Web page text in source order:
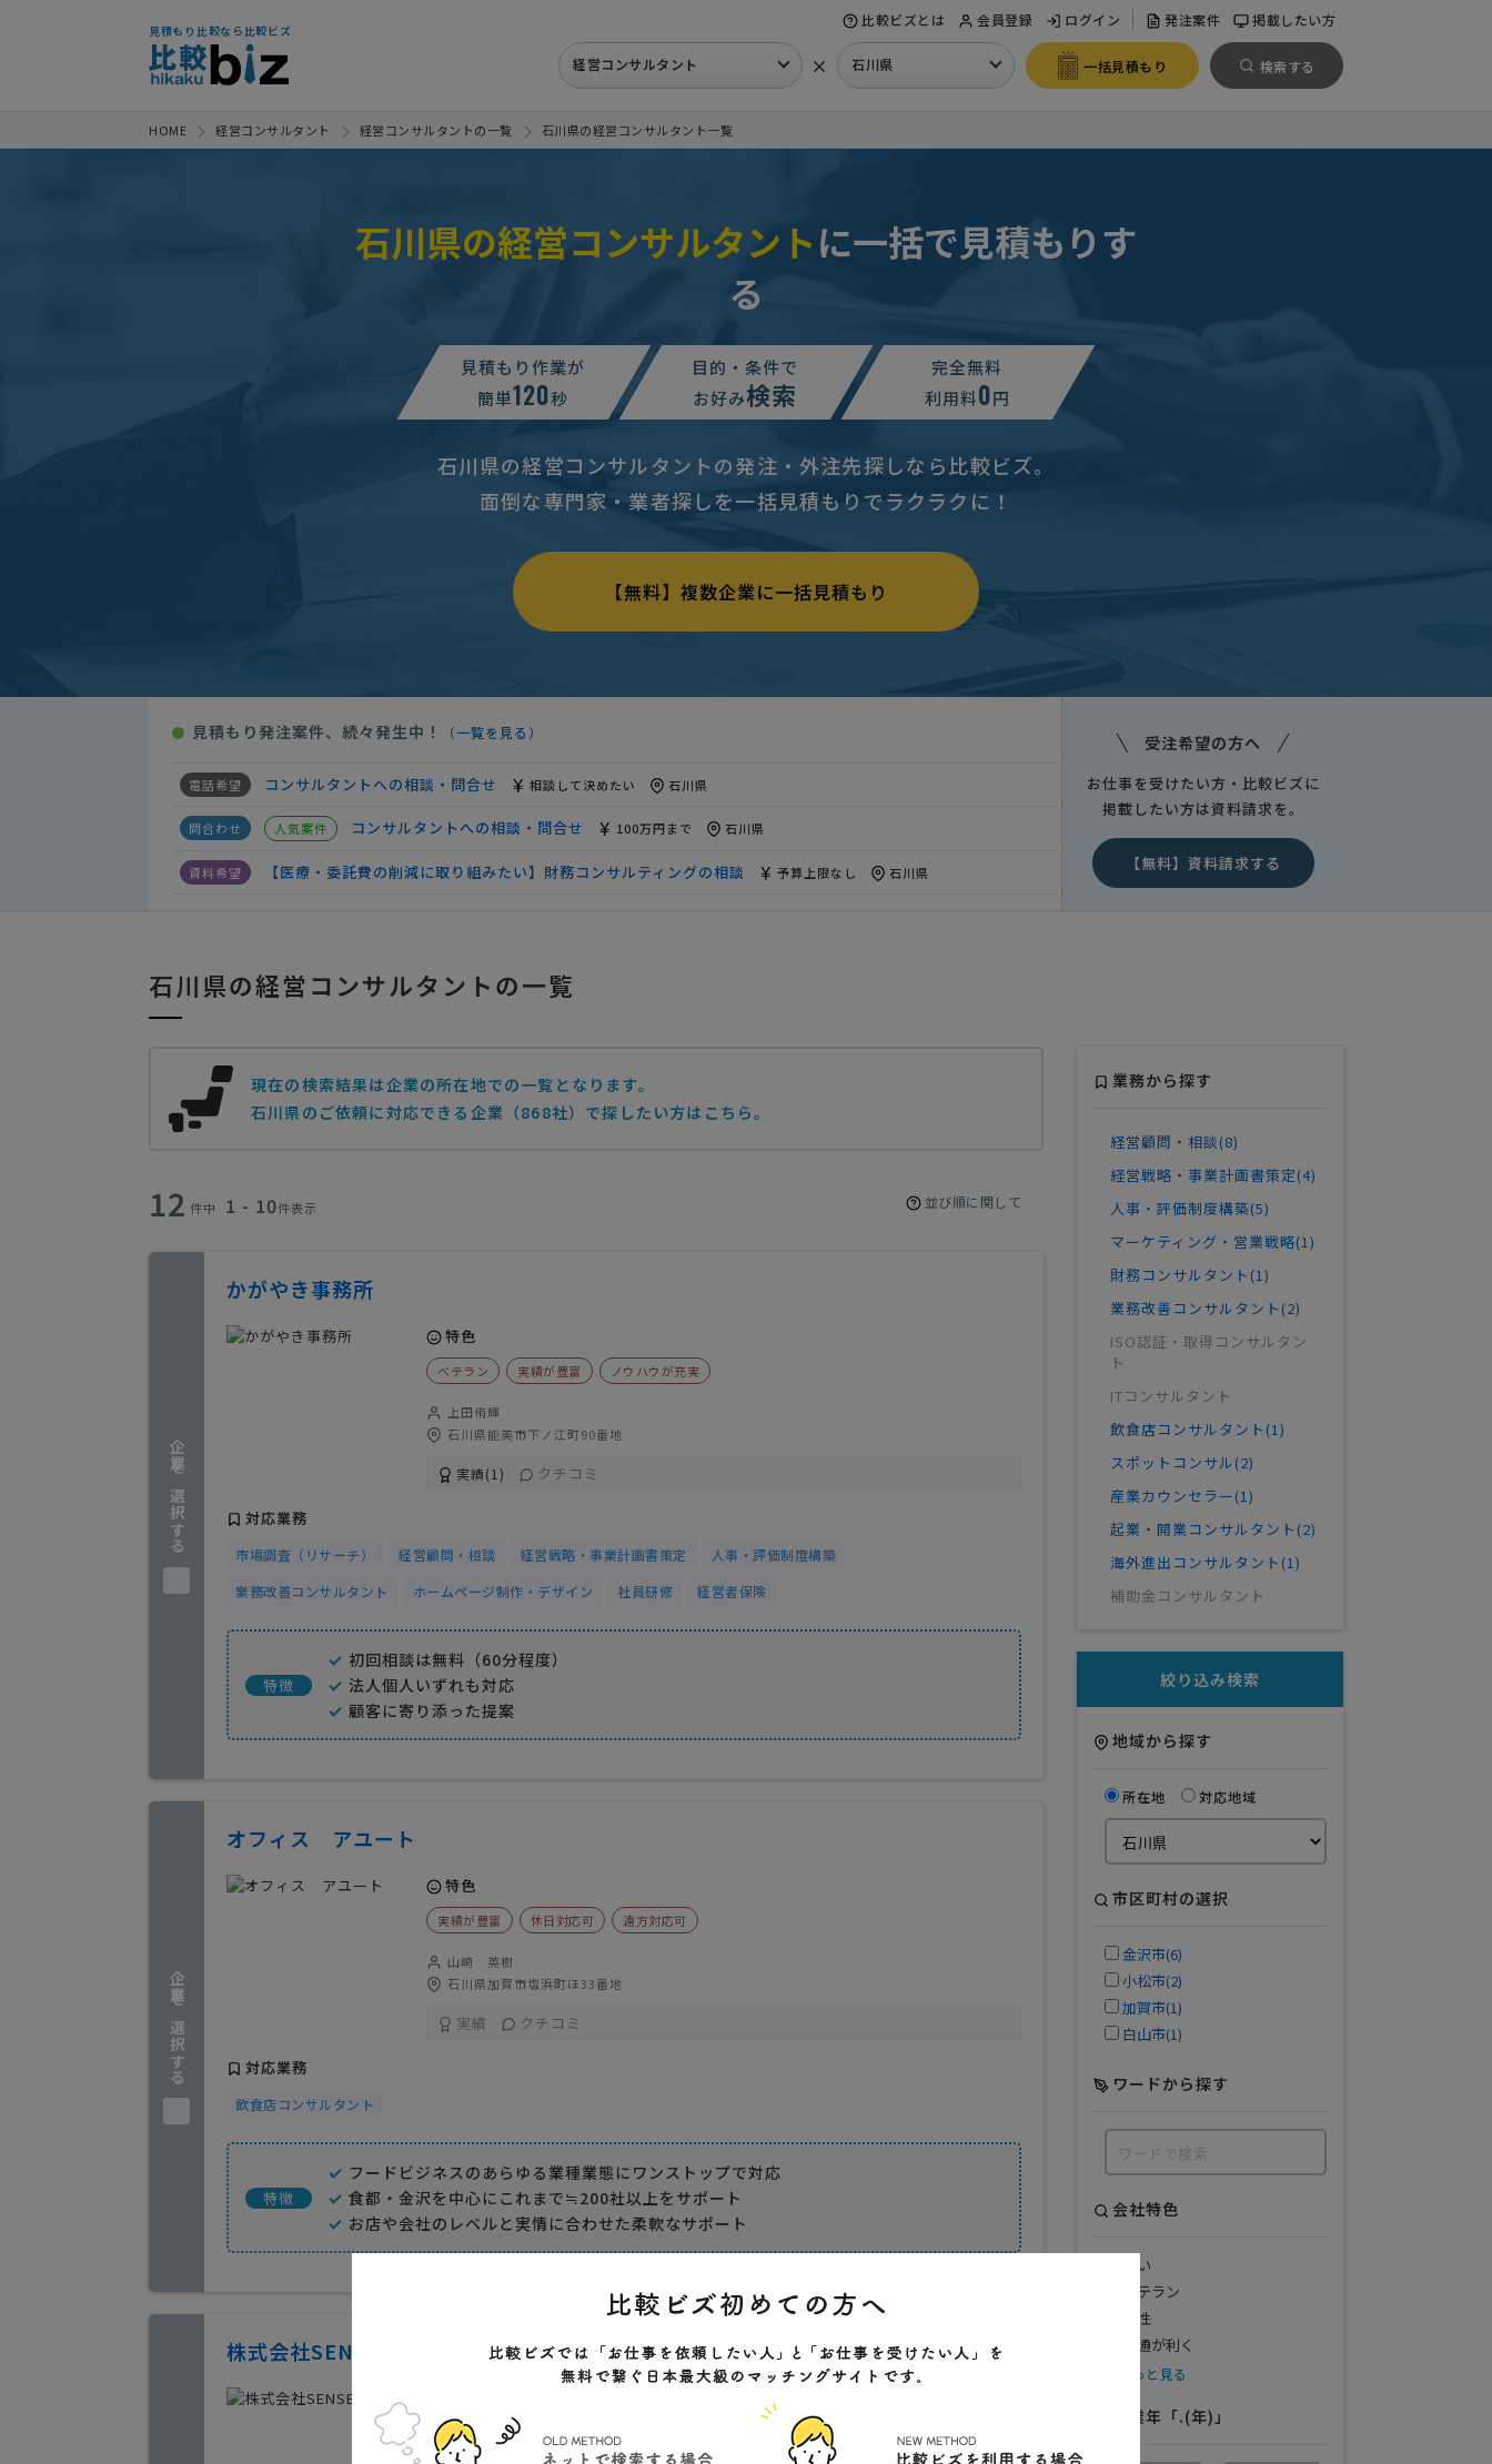
見積もり比較なら比較ビズ
比較ビズとは 会員登録 ログイン 発注案件 掲載したい方
経営コンサルタント × 石川県 一括見積もり 検索する
HOME 経営コンサルタント 経営コンサルタントの一覧 石川県の経営コンサルタント一覧
石川県の経営コンサルタントに一括で見積もりす
る
見積もり作業が
簡単120秒
目的・条件で
お好み検索
完全無料
利用料0円
石川県の経営コンサルタントの発注・外注先探しなら比較ビズ。
面倒な専門家・業者探しを一括見積もりでラクラクに！
【無料】複数企業に一括見積もり
● 見積もり発注案件、続々発生中！ （一覧を見る ）
相談して決めたい
コンサルタントへの相談・問合せ 相談して決めたい 石川県
コンサルタントへの相談・問合せ 100万円まで 石川県
【整体サロンの運営】コンサルタントへの相談・問合せ 相談して決めたい 石川県
予算上限なし
店舗コンサルティングの相談・提案依頼
【ISO審査】 15万円まで 石川県
【起業の相談】コンサルタントへの相談・問合せ
コンサルタントへの相談・問合せ 相談して決めたい 石川県
人気案件 コンサルタントへの相談・問合せ 100万円まで 石川県
【医療・委託費の削減に取り組みたい】財務コンサルティングの相談 予算上限なし 石川県
人気案件 【整体サロンの運営】コンサルタントへの相談・問合せ 相談して決めたい 石川県
受注希望の方へ
お仕事を受けたい方・比較ビズに
掲載したい方は資料請求を。
【無料】資料請求する
石川県の経営コンサルタントの一覧
現在の検索結果は企業の所在地での一覧となります。
石川県のご依頼に対応できる企業（868社）で探したい方はこちら。
12 件中 1 - 10件表示 並び順に関して
企業を選択する
かがやき事務所
特色
ベテラン 実績が豊富 ノウハウが充実
上田侑輝
石川県能美市下ノ江町90番地
実績(1) クチコミ
対応業務
市場調査（リサーチ） 経営顧問・相談 経営戦略・事業計画書策定
人事・評価制度構築
業務改善コンサルタント
ホームページ制作・デザイン 社員研修 経営者保険
特徴
初回相談は無料（60分程度）
法人個人いずれも対応
顧客に寄り添った提案
企業を選択する
オフィス アユート
特色
実績が豊富 休日対応可 遠方対応可
山崎 英樹
石川県加賀市塩浜町ほ33番地
実績 クチコミ
対応業務
飲食店コンサルタント
特徴
フードビジネスのあらゆる業種業態にワンストップで対応
食都・金沢を中心にこれまで≒200社以上をサポート
お店や会社のレベルと実情に合わせた柔軟なサポート
株式会社SENSEWAVE
ノウハウが充実 責任感が強い
業務から探す
経営顧問・相談(8)
経営戦略・事業計画書策定(4)
人事・評価制度構築(5)
マーケティング・営業戦略(1)
財務コンサルタント(1)
業務改善コンサルタント(2)
ISO認証・取得コンサルタン
ト
ITコンサルタント
飲食店コンサルタント(1)
スポットコンサル(2)
産業カウンセラー(1)
起業・開業コンサルタント(2)
海外進出コンサルタント(1)
補助金コンサルタント
絞り込み検索
地域から探す
所在地 対応地域
市区町村の選択
金沢市(6)
小松市(2)
加賀市(1)
白山市(1)
ワードから探す
会社特色
若い
ベテラン
女性
融通が利く
もっと見る
開業年「.(年)」